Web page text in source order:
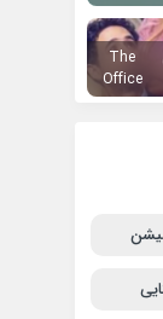
The
Office